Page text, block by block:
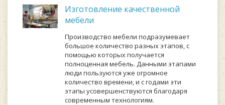
Изготовление качественной
мебели
Производство мебели подразумевает
большое количество разных этапов, с
помощью которых получается
полноценная мебель. Данными этапами
люди пользуются уже огромное
количество времени, и с годами эти
этапы усовершенствуются благодаря
современным технологиям.